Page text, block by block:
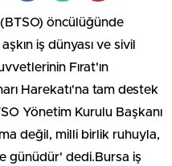
öncülüğünde
iş dünyası ve sivil
Fırat'ın
Harekatı'na tam destek
Yönetim Kurulu Başkanı
değil, milli birlik ruhuyla,
günüdür' dedi.Bursa iş